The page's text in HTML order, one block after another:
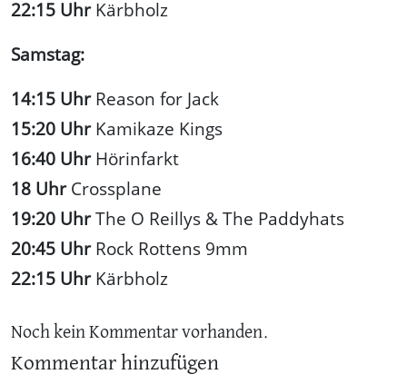
22:15 UhrKärbholz
Samstag:
14:15 UhrReason for Jack
15:20 UhrKamikaze Kings
16:40 UhrHörinfarkt
18 UhrCrossplane
19:20 UhrThe O Reillys & The Paddyhats
20:45 UhrRock Rottens 9mm
22:15 UhrKärbholz
Noch kein Kommentar vorhanden.
Kommentar hinzufügen